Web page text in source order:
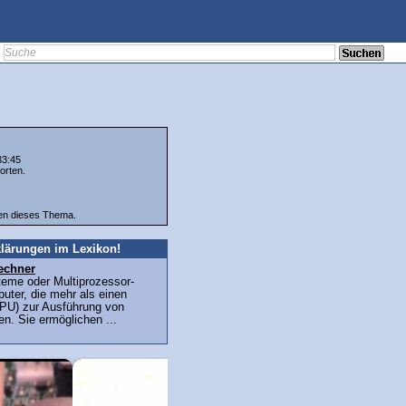
dieses Thema.
im Lexikon!
oder Multiprozessor-
die mehr als einen
zur Ausführung von
Sie ermöglichen ...